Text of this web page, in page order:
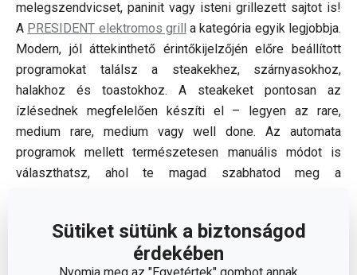
Sütiket sütünk a biztonságod
érdekében
melegszendvicset, paninit vagy isteni grillezett sajtot is!
A PRESIDENT elektromos grill a kategória egyik legjobbja.
Modern, jól áttekinthető érintőkijelzőjén előre beállított
programokat találsz a steakekhez, szárnyasokhoz,
halakhoz és toastokhoz. A steakeket pontosan az
ízlésednek megfelelően készíti el – legyen az rare,
medium rare, medium vagy well done. Az automata
programok mellett természetesen manuális módot is
választhatsz, ahol te magad szabhatod meg a
felületen élvezheted a barbecue élményt. A kivehető,
integrált fűtőszálakkal ellátott tapadásmentes lapok pedig